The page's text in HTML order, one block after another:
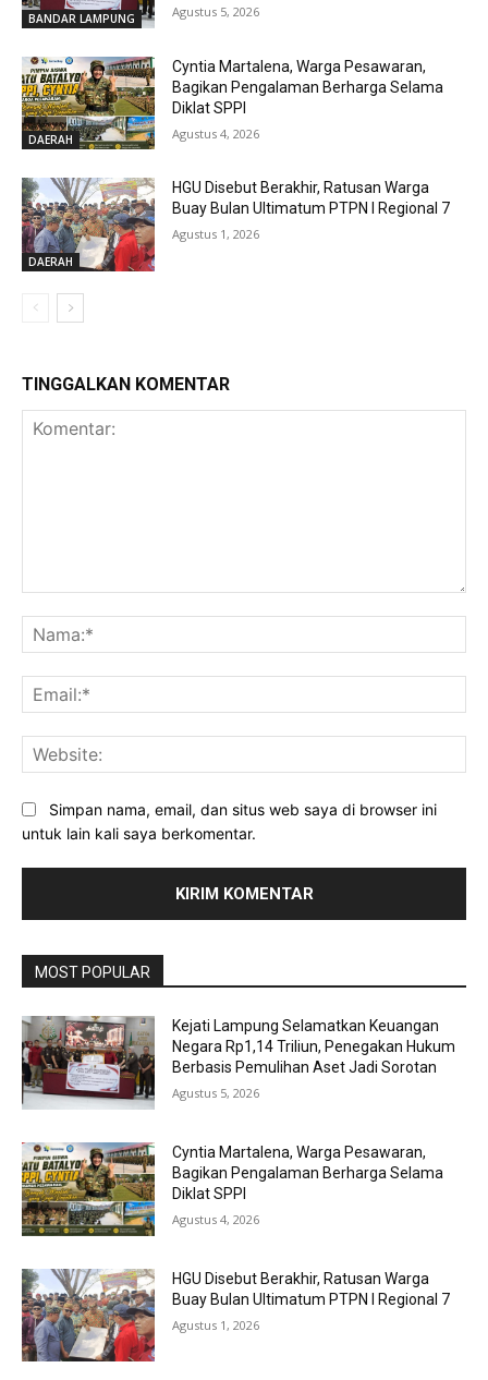
BANDAR LAMPUNG Agustus 5, 2026
DAERAH
Cyntia Martalena, Warga Pesawaran,
Bagikan Pengalaman Berharga Selama
Diklat SPPI
Agustus 4, 2026
DAERAH
HGU Disebut Berakhir, Ratusan Warga
Buay Bulan Ultimatum PTPN I Regional 7
Agustus 1, 2026
TINGGALKAN KOMENTAR
Simpan nama, email, dan situs web saya di browser ini
untuk lain kali saya berkomentar.
MOST POPULAR
Kejati Lampung Selamatkan Keuangan
Negara Rp1,14 Triliun, Penegakan Hukum
Berbasis Pemulihan Aset Jadi Sorotan
Agustus 5, 2026
Cyntia Martalena, Warga Pesawaran,
Bagikan Pengalaman Berharga Selama
Diklat SPPI
Agustus 4, 2026
HGU Disebut Berakhir, Ratusan Warga
Buay Bulan Ultimatum PTPN I Regional 7
Agustus 1, 2026